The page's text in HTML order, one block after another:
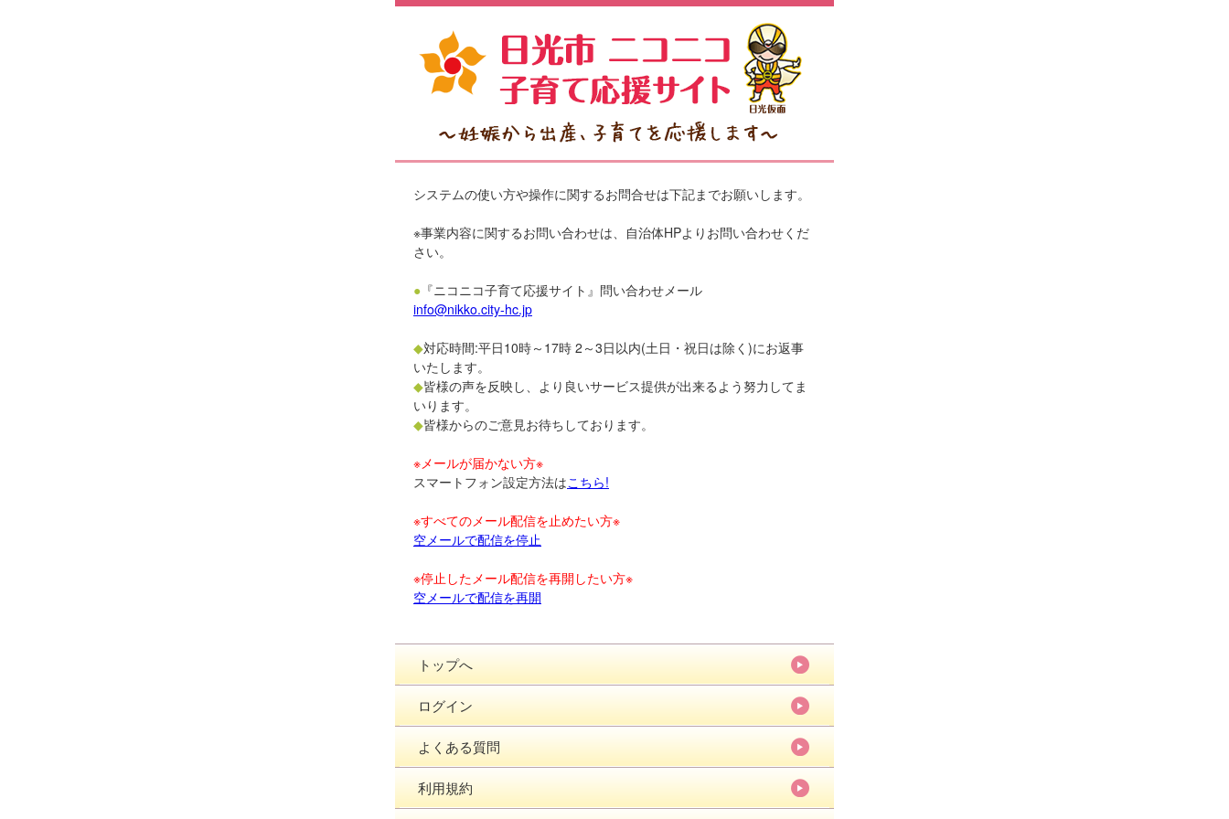
システムの使い方や操作に関するお問合せは下記までお願いします。
※事業内容に関するお問い合わせは、自治体HPよりお問い合わせくだ
さい。
● 『ニコニコ子育て応援サイト』問い合わせメール
info@nikko.city-hc.jp
◆対応時間:平日10時～17時 2～3日以内(土日・祝日は除く)にお返事
いたします。
◆皆様の声を反映し、より良いサービス提供が出来るよう努力してま
いります。
◆皆様からのご意見お待ちしております。
※メールが届かない方※
スマートフォン設定方法はこちら!
※すべてのメール配信を止めたい方※
空メールで配信を停止
※停止したメール配信を再開したい方※
空メールで配信を再開
トップへ
ログイン
よくある質問
利用規約